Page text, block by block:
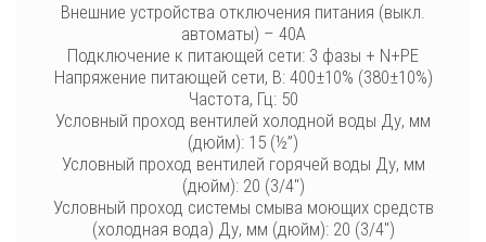
Внешние устройства отключения питания (выкл.
автоматы) – 40А
Подключение к питающей сети: 3 фазы + N+PE
Напряжение питающей сети, В: 400±10% (380±10%)
Частота, Гц: 50
Условный проход вентилей холодной воды Ду, мм
(дюйм): 15 (½”)
Условный проход вентилей горячей воды Ду, мм
(дюйм): 20 (3/4″)
Условный проход системы смыва моющих средств
(холодная вода) Ду, мм (дюйм): 20 (3/4″)